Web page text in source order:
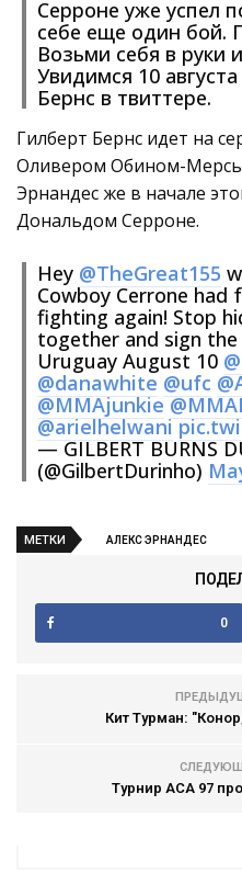
Серроне уже успел
себе еще один бой.
Возьми себя в руки
Увидимся 10
Бернс в твиттере.
Гилберт Бернс идет на
Оливером Обином-
Эрнандес же в начале
Дональдом Серроне.
Hey @TheGreat155
Cowboy Cerrone had
fighting again! Stop
together and sign
Uruguay August 10
@danawhite @ufc
@MMAjunkie
@arielhelwani
— GILBERT BURNS
(@GilbertDurinho)
МЕТКИ АЛЕКС ЭРНАНДЕС
0
Кит Турман:
Турнир ACA 97